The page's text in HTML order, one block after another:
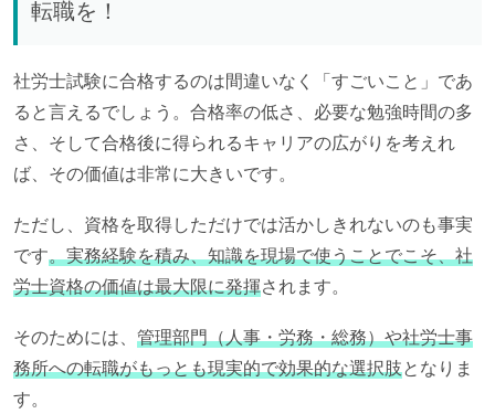
転職を！
社労士試験に合格するのは間違いなく「すごいこと」であ
ると言えるでしょう。合格率の低さ、必要な勉強時間の多
さ、そして合格後に得られるキャリアの広がりを考えれ
ば、その価値は非常に大きいです。
ただし、資格を取得しただけでは活かしきれないのも事実
です。実務経験を積み、知識を現場で使うことでこそ、社
労士資格の価値は最大限に発揮されます。
そのためには、 管理部門（人事・労務・総務）や社労士事
務所への転職がもっとも現実的で効果的な選択肢となりま
す。